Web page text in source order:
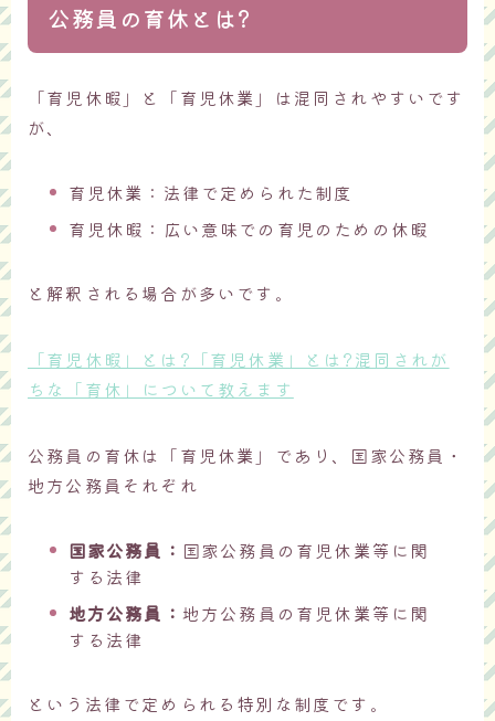
公務員の育休とは?
「育児休暇」と「育児休業」は混同されやすいです
が、
育児休業：法律で定められた制度
育児休暇：広い意味での育児のための休暇
と解釈される場合が多いです。
「育児休暇」とは?「育児休業」とは?混同されが
ちな「育休」について教えます
公務員の育休は「育児休業」であり、国家公務員・
地方公務員それぞれ
国家公務員 ： 国家公務員の育児休業等に関
する法律
地方公務員 ： 地方公務員の育児休業等に関
する法律
という法律で定められる特別な制度です。